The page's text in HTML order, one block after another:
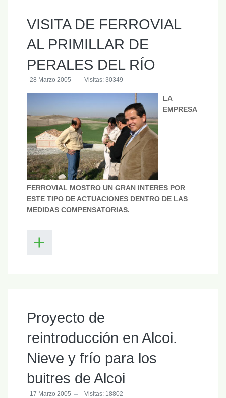
VISITA DE FERROVIAL
AL PRIMILLAR DE
PERALES DEL RÍO
28 Marzo 2005 Visitas: 30349
LA
EMPRESA
FERROVIAL MOSTRO UN GRAN INTERES POR
ESTE TIPO DE ACTUACIONES DENTRO DE LAS
MEDIDAS COMPENSATORIAS.
Proyecto de
reintroducción en Alcoi.
Nieve y frío para los
buitres de Alcoi
17 Marzo 2005 Visitas: 18802